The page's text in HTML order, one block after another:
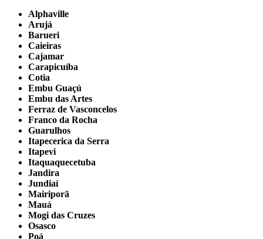
Alphaville
Arujá
Barueri
Caieiras
Cajamar
Carapicuíba
Cotia
Embu Guaçú
Embu das Artes
Ferraz de Vasconcelos
Franco da Rocha
Guarulhos
Itapecerica da Serra
Itapevi
Itaquaquecetuba
Jandira
Jundiaí
Mairiporã
Mauá
Mogi das Cruzes
Osasco
Poá